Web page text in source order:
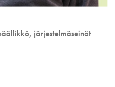
järjestelmäseinät